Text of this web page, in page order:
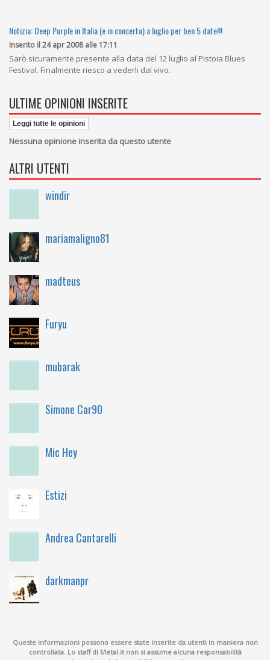
Notizia: Deep Purple in Italia (e in concerto) a luglio per ben 5 date!!!
Inserito il 24 apr 2008 alle 17:11
Sarò sicuramente presente alla data del 12 luglio al Pistoia Blues
Festival. Finalmente riesco a vederli dal vivo.
ULTIME OPINIONI INSERITE
Leggi tutte le opinioni
Nessuna opinione inserita da questo utente
ALTRI UTENTI
windir
mariamaligno81
madteus
Furyu
mubarak
Simone Car90
Mic Hey
Estizi
Andrea Cantarelli
darkmanpr
Queste informazioni possono essere state inserite da utenti in maniera non
controllata. Lo staff di Metal.it non si assume alcuna responsabilità